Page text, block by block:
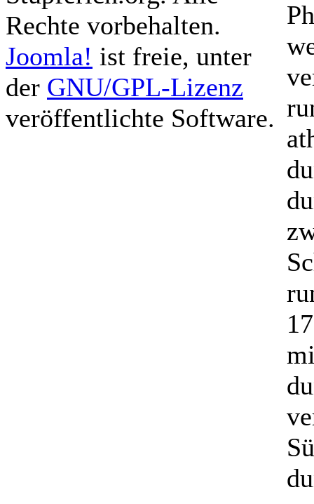
Rechte vorbehalten.
Joomla! ist freie, unter
der GNU/GPL-Lizenz
veröffentlichte Software.